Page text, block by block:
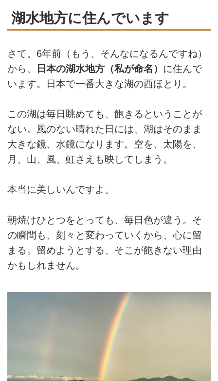
湖水地方に住んでいます
さて。6年前（もう、そんなになるんですね）
から、
日本の湖水地方（私が命名） に住んで
います。日本で一番大きな湖の西ほとり。
この湖は毎日眺めても、飽きるということが
ない。風のない晴れた日には、湖はそのまま
大きな鏡、水鏡になります。空を、太陽を、
月、山、風、虹さえも映してしまう。
本当に美しいんですよ。
朝焼けひとつをとっても、毎日色が違う。そ
の瞬間も、刻々と変わっていくから、心に留
まる。留めようとする、そこが飽きない理由
かもしれません。